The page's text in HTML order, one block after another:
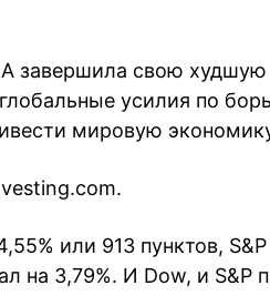
свою худшую
усилия по
мировую
или 913 пунктов,
на 3,79%. И Dow, и